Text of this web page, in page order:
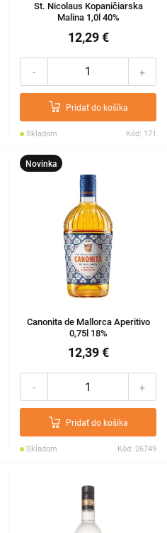
St. Nicolaus Kopaničiarska
Malina 1,0l 40%
12,29 €
- +
Pridať do košíka
Skladom Kód: 171
Novinka
Canonita de Mallorca Aperitivo
0,75l 18%
12,39 €
- +
Pridať do košíka
Skladom Kód: 26749